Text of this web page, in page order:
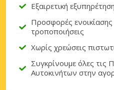
Εξαιρετική
Προσφορές
τροποποιήσεις
Χωρίς χρεώσεις
Συγκρίνουμε όλες τις
Αυτοκινήτων στην